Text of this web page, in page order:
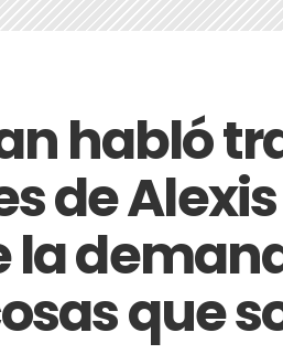
habló
de
la
que